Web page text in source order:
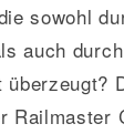
sowohl
auch
überzeugt?
Railmaster